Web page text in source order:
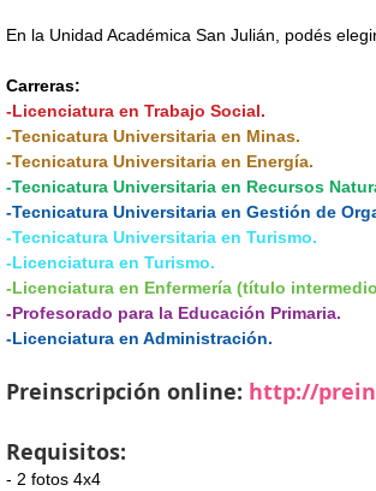
En la Unidad Académica San Julián, podés
Carreras:
-Licenciatura en Trabajo Social.
-Tecnicatura Universitaria en Minas.
-Tecnicatura Universitaria en Energía.
-Tecnicatura Universitaria en Recursos
-Tecnicatura Universitaria en Gestión de
-Tecnicatura Universitaria en Turismo.
-Licenciatura en Turismo.
-Licenciatura en Enfermería (título
-Profesorado para la Educación Primaria.
-Licenciatura en Administración.
Preinscripción online: http://
Requisitos:
- 2 fotos 4x4